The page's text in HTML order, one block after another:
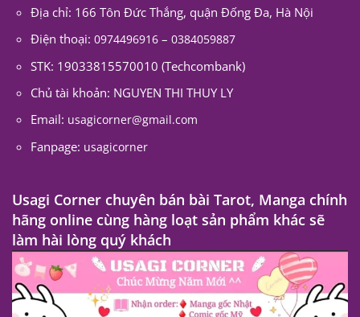
Địa chỉ: 166 Tôn Đức Thắng, quận Đống Đa, Hà Nội
Điện thoại: 0974496916 – 0384059887
STK: 19033815570010 (Techcombank)
Chủ tài khoản: NGUYEN THI THUY LY
Email: usagicorner@gmail.com
Fanpage: usagicorner
Usagi Corner chuyên bán bài Tarot, Manga chính
hãng online cùng hàng loạt sản phẩm khác sẽ
làm hài lòng quý khách